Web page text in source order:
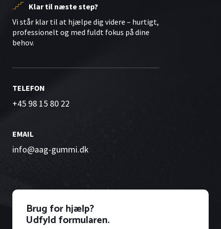
Klar til næste step?
Vi står klar til at hjælpe dig videre – hurtigt,
professionelt og med fuldt fokus på dine
behov.
TELEFON
+45 98 15 80 22
EMAIL
info@aag-gummi.dk
Brug for hjælp?
Udfyld formularen.